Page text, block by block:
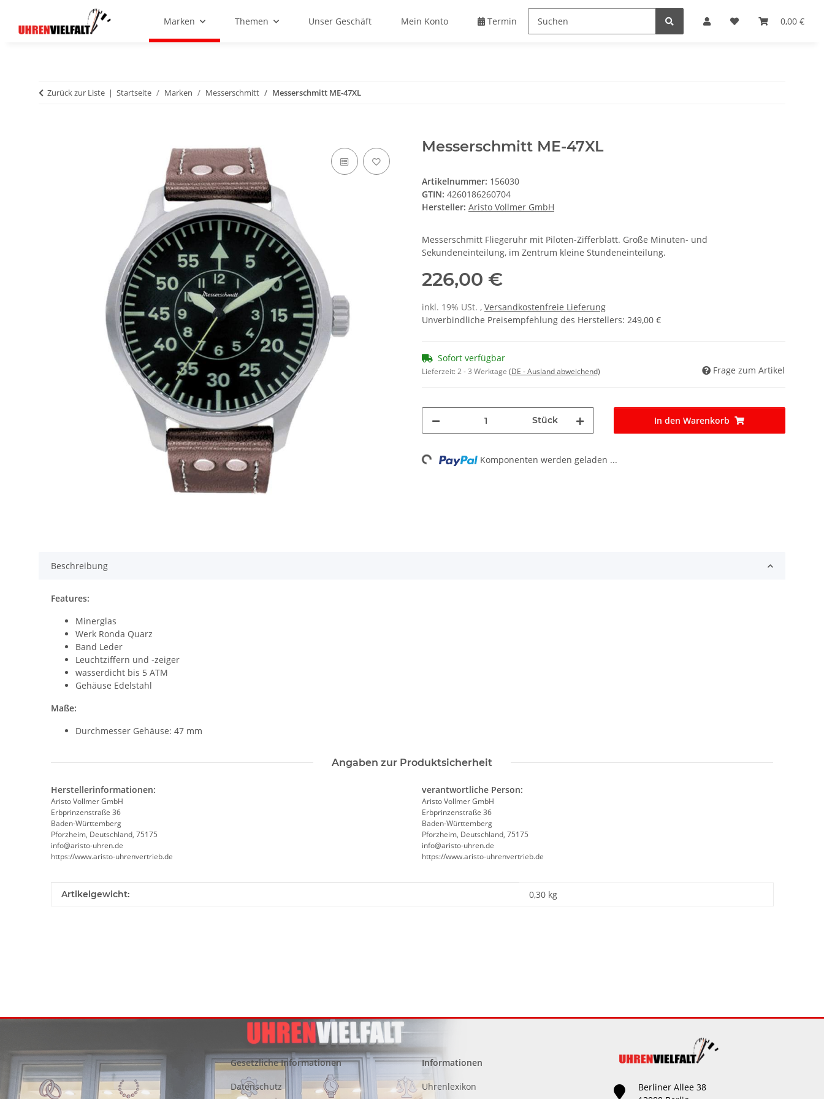
0,00 €
Marken Themen Unser Geschäft Mein Konto Termin buchen
Zurück zur Liste Startseite Marken Messerschmitt Messerschmitt ME-47XL
Messerschmitt ME-47XL
Artikelnummer: 156030
GTIN: 4260186260704
Hersteller: Aristo Vollmer GmbH
Messerschmitt Fliegeruhr mit Piloten-Zifferblatt. Große Minuten- und
Sekundeneinteilung, im Zentrum kleine Stundeneinteilung.
226,00 €
inkl. 19% USt. , Versandkostenfreie Lieferung
Unverbindliche Preisempfehlung des Herstellers: 249,00 €
Sofort verfügbar
Lieferzeit:2 - 3 Werktage (DE - Ausland abweichend) Frage zum Artikel
Stück In den Warenkorb
Loading... Komponenten werden geladen ...
Beschreibung
Features:
Minerglas
Werk Ronda Quarz
Band Leder
Leuchtziffern und -zeiger
wasserdicht bis 5 ATM
Gehäuse Edelstahl
Maße:
Durchmesser Gehäuse: 47 mm
Angaben zur Produktsicherheit
Herstellerinformationen:
Aristo Vollmer GmbH
Erbprinzenstraße 36
Baden-Württemberg
Pforzheim, Deutschland, 75175
info@aristo-uhren.de
https://www.aristo-uhrenvertrieb.de
verantwortliche Person:
Aristo Vollmer GmbH
Erbprinzenstraße 36
Baden-Württemberg
Pforzheim, Deutschland, 75175
info@aristo-uhren.de
https://www.aristo-uhrenvertrieb.de
Produkteigenschaft
Wert
Artikelgewicht: 0,30 kg
Gesetzliche Informationen
Datenschutz
Informationen
Uhrenlexikon
Berliner Allee 38